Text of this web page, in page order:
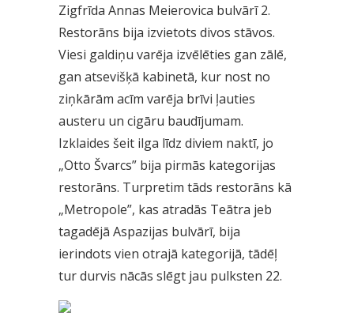
Zigfrīda Annas Meierovica bulvārī 2.
Restorāns bija izvietots divos stāvos.
Viesi galdiņu varēja izvēlēties gan zālē,
gan atsevišķā kabinetā, kur nost no
ziņkārām acīm varēja brīvi ļauties
austeru un cigāru baudījumam.
Izklaides šeit ilga līdz diviem naktī, jo
„Otto Švarcs” bija pirmās kategorijas
restorāns. Turpretim tāds restorāns kā
„Metropole”, kas atradās Teātra jeb
tagadējā Aspazijas bulvārī, bija
ierindots vien otrajā kategorijā, tādēļ
tur durvis nācās slēgt jau pulksten 22.